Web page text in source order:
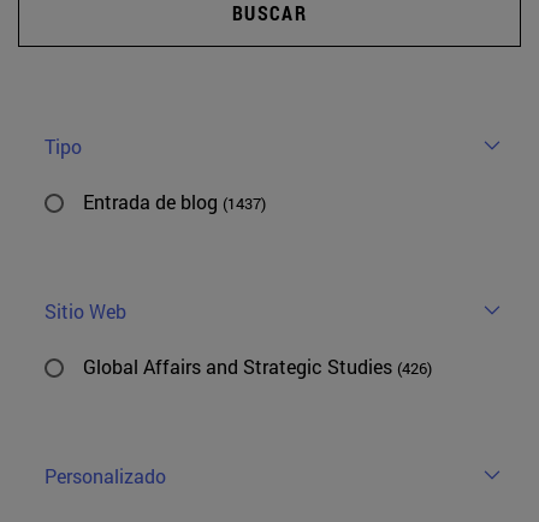
BUSCAR
Tipo
Entrada de blog (1437)
Sitio Web
Global Affairs and Strategic Studies (426)
Personalizado